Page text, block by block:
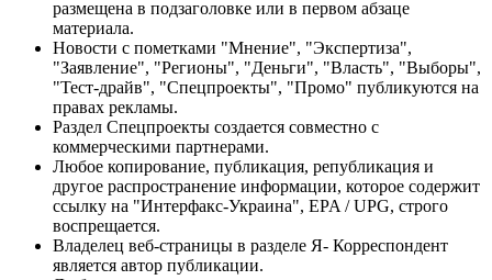
размещена в подзаголовке или в первом абзаце
материала.
Новости с пометками "Мнение", "Экспертиза",
"Заявление", "Регионы", "Деньги", "Власть", "Выборы",
"Тест-драйв", "Спецпроекты", "Промо" публикуются на
правах рекламы.
Раздел Спецпроекты создается совместно с
коммерческими партнерами.
Любое копирование, публикация, републикация и
другое распространение информации, которое содержит
ссылку на "Интерфакс-Украина", EPA / UPG, строго
воспрещается.
Владелец веб-страницы в разделе Я- Корреспондент
является автор публикации.